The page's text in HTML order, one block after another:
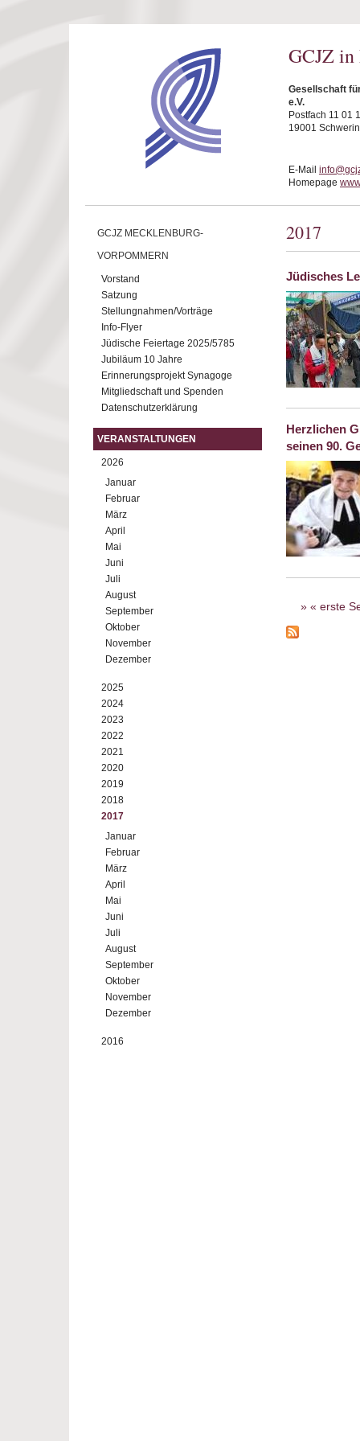
GCJZ in
Gesellschaft
e.V.
Postfach 11 01
19001 Schwerin
E-Mail
Homepage
GCJZ MECKLENBURG-
VORPOMMERN
Vorstand
Satzung
Stellungnahmen/Vorträge
Info-Flyer
Jüdische Feiertage 2025/5785
Jubiläum 10 Jahre
Erinnerungsprojekt Synagoge
Mitgliedschaft und Spenden
Datenschutzerklärung
VERANSTALTUNGEN
2026
Januar
Februar
März
April
Mai
Juni
Juli
August
September
Oktober
November
Dezember
2025
2024
2023
2022
2021
2020
2019
2018
2017
Januar
Februar
März
April
Mai
Juni
Juli
August
September
Oktober
November
Dezember
2016
2017
Jüdisches
Herzlichen
seinen 90.
Seiten
« erste